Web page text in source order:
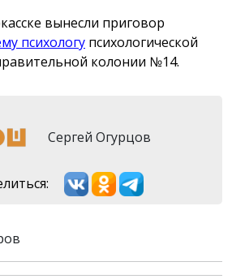
вынесли приговор
психологу психологической
колонии №14.
Сергей Огурцов